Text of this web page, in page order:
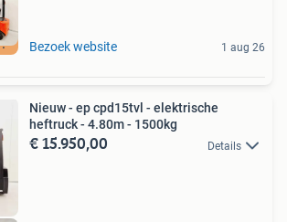
Bezoek website 1 aug 26
Nieuw - ep cpd15tvl - elektrische
heftruck - 4.80m - 1500kg
€ 15.950,00 Details